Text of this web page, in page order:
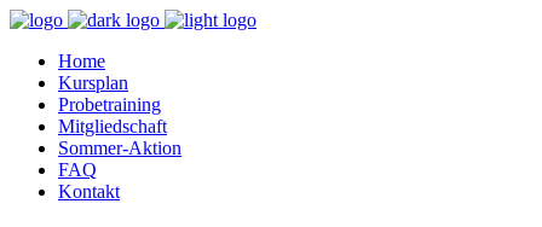
Home
Kursplan
Probetraining
Mitgliedschaft
Sommer-Aktion
FAQ
Kontakt